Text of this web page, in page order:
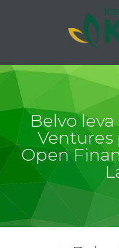
Belvo
Ventures
Open